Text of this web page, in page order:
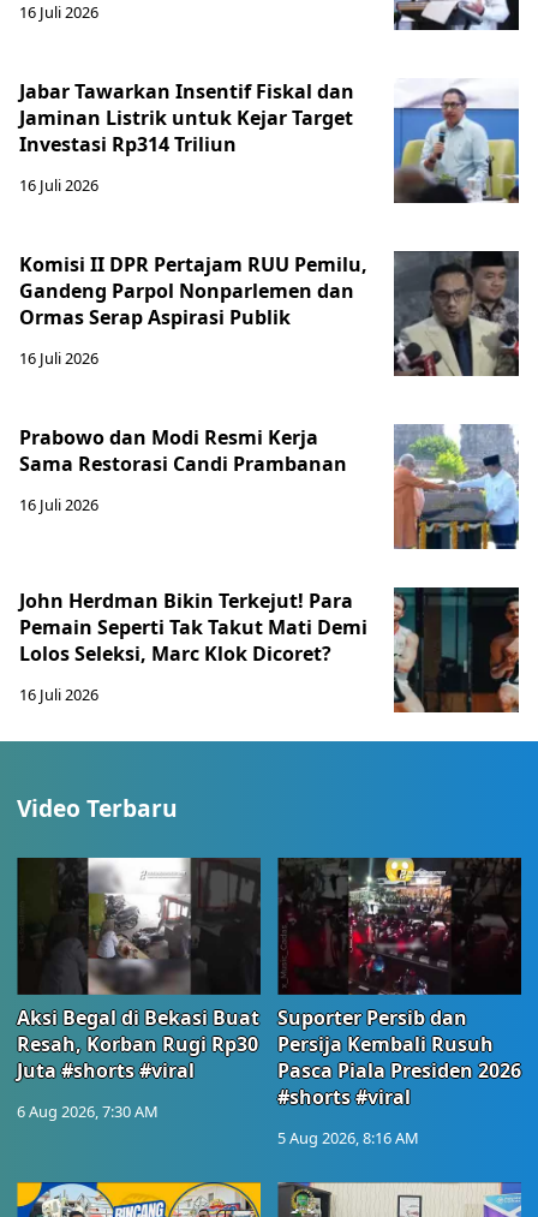
16 Juli 2026
Jabar Tawarkan Insentif Fiskal dan
Jaminan Listrik untuk Kejar Target
Investasi Rp314 Triliun
16 Juli 2026
Komisi II DPR Pertajam RUU Pemilu,
Gandeng Parpol Nonparlemen dan
Ormas Serap Aspirasi Publik
16 Juli 2026
Prabowo dan Modi Resmi Kerja
Sama Restorasi Candi Prambanan
16 Juli 2026
John Herdman Bikin Terkejut! Para
Pemain Seperti Tak Takut Mati Demi
Lolos Seleksi, Marc Klok Dicoret?
16 Juli 2026
Video Terbaru
Aksi Begal di Bekasi Buat
Resah, Korban Rugi Rp30
Juta #shorts #viral
6 Aug 2026, 7:30 AM
Suporter Persib dan
Persija Kembali Rusuh
Pasca Piala Presiden 2026
#shorts #viral
5 Aug 2026, 8:16 AM